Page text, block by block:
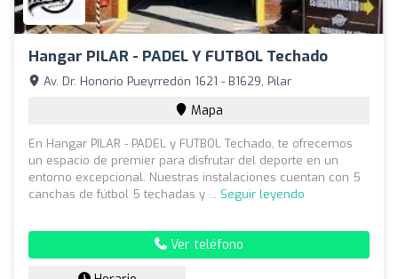
Hangar PILAR - PADEL Y FUTBOL Techado
Av. Dr. Honorio Pueyrredón 1621 - B1629, Pilar
Mapa
En Hangar PILAR - PADEL y FUTBOL Techado, te ofrecemos
un espacio de premier para disfrutar del deporte en un
entorno excepcional. Nuestras instalaciones cuentan con 5
canchas de fútbol 5 techadas y ... Seguir leyendo
Ver teléfono